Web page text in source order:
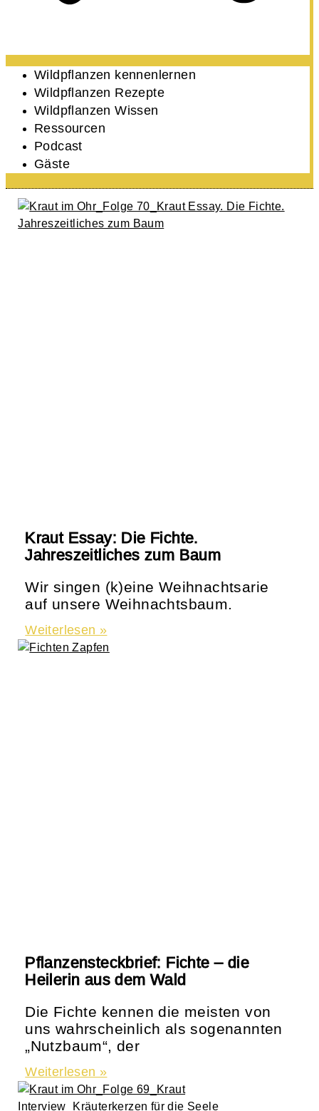
Wildpflanzen kennenlernen
Wildpflanzen Rezepte
Wildpflanzen Wissen ​
Ressourcen
Podcast
Gäste
Kraut Essay: Die Fichte.
Jahreszeitliches zum Baum
Wir singen (k)eine Weihnachtsarie
auf unsere Weihnachtsbaum.
Weiterlesen »
Pflanzensteckbrief: Fichte – die
Heilerin aus dem Wald
Die Fichte kennen die meisten von
uns wahrscheinlich als sogenannten
„Nutzbaum“, der
Weiterlesen »